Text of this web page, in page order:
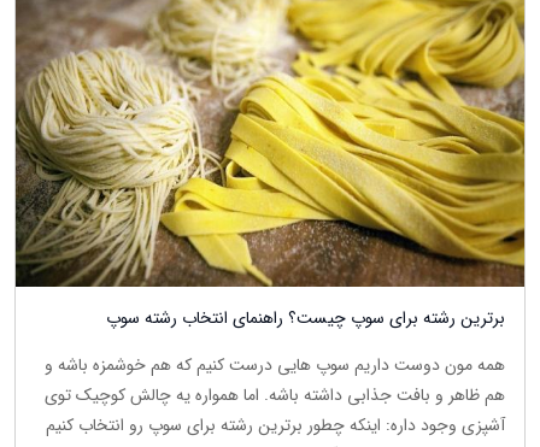
برترین رشته برای سوپ چیست؟ راهنمای انتخاب رشته سوپ
همه مون دوست داریم سوپ هایی درست کنیم که هم خوشمزه باشه و
هم ظاهر و بافت جذابی داشته باشه. اما همواره یه چالش کوچیک توی
آشپزی وجود داره: اینکه چطور برترین رشته برای سوپ رو انتخاب کنیم